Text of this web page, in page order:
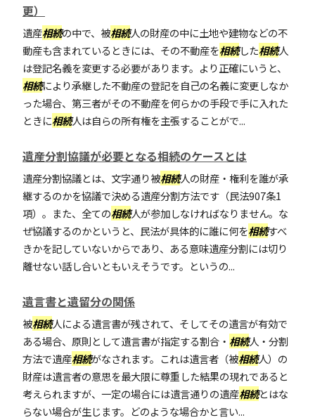
更）
遺産相続の中で、被相続人の財産の中に土地や建物などの不
動産も含まれているときには、その不動産を相続した相続人
は登記名義を変更する必要があります。より正確にいうと、
相続により承継した不動産の登記を自己の名義に変更しなか
った場合、第三者がその不動産を何らかの手段で手に入れた
ときに相続人は自らの所有権を主張することがで...
遺産分割協議が必要となる相続のケースとは
遺産分割協議とは、文字通り被相続人の財産・権利を誰が承
継するのかを協議で決める遺産分割方法です（民法907条1
項）。また、全ての相続人が参加しなければなりません。な
ぜ協議するのかというと、民法が具体的に誰に何を相続すべ
きかを記していないからであり、ある意味遺産分割には切り
離せない話し合いともいえそうです。というの...
遺言書と遺留分の関係
被相続人による遺言書が残されて、そしてその遺言が有効で
ある場合、原則として遺言書が指定する割合・ 相続人・分割
方法で遺産相続がなされます。これは遺言者（被相続人）の
財産は遺言者の意思を最大限に尊重した結果の現れであると
考えられますが、一定の場合には遺言通りの遺産相続とはな
らない場合が生じます。どのような場合かと言い...